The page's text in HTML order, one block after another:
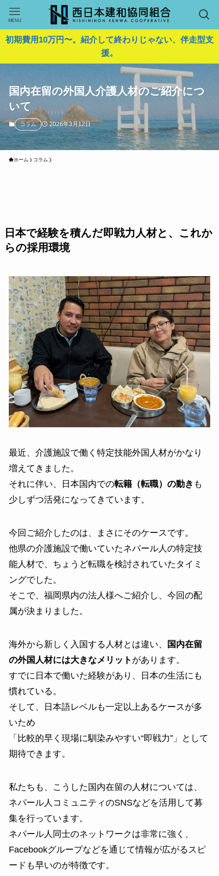
MENU
初期費用10万円〜。紹介して終わりじゃない、伴走型支
援。
国内在留の外国人介護人材のご紹介につ
いて
コラム 2026年3月12日
ホーム コラム
日本で経験を積んだ即戦力人材と、これか
らの採用環境
最近、介護施設で働く特定技能外国人材がかなり
増えてきました。
それに伴い、日本国内での転籍（転職）の動き も
少しずつ活発になってきています。
今回ご紹介したのは、まさにそのケースです。
他県の介護施設で働いていたネパール人の特定技
能人材で、ちょうど転職を検討されていたタイミ
ングでした。
そこで、福岡県内の法人様へご紹介し、今回の配
属が決まりました。
海外から新しく入国する人材とは違い、
国内在留
の外国人材には大きなメリット があります。
すでに日本で働いた経験があり、日本の生活にも
慣れている。
そして、日本語レベルも一定以上あるケースが多
いため
「比較的早く現場に馴染みやすい“即戦力”」として
期待できます。
私たちも、こうした国内在留の人材については、
ネパール人コミュニティのSNSなどを活用して募
集を行っています。
ネパール人同士のネットワークは非常に強く、
Facebookグループなどを通じて情報が広がるスピ
ードも早いのが特徴です。